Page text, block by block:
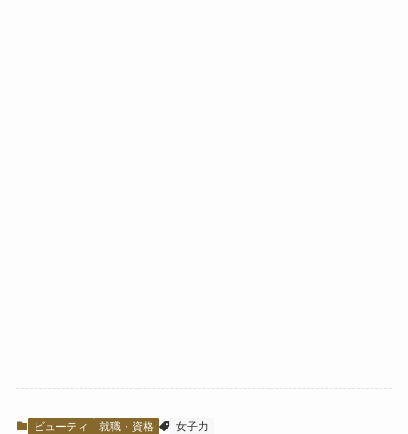
ビューティ 就職・資格 女子力